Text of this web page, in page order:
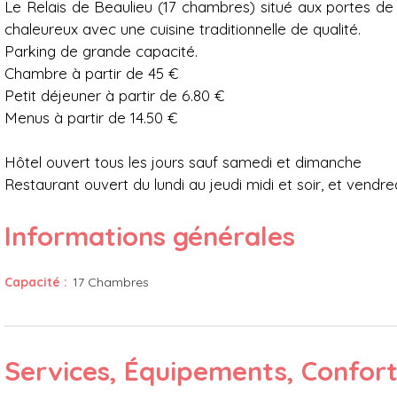
Le Relais de Beaulieu (17 chambres) situé aux portes
chaleureux avec une cuisine traditionnelle de qualité.
Parking de grande capacité.
Chambre à partir de 45 €
Petit déjeuner à partir de 6.80 €
Menus à partir de 14.50 €
Hôtel ouvert tous les jours sauf samedi et dimanche
Restaurant ouvert du lundi au jeudi midi et soir, et
Informations générales
Capacité : 17 Chambres
Services, Équipements,